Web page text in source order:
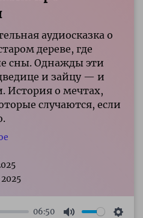
аудиосказка о
дереве, где
сны. Однажды эти
и зайцу — и
о мечтах,
случаются, если
06:50